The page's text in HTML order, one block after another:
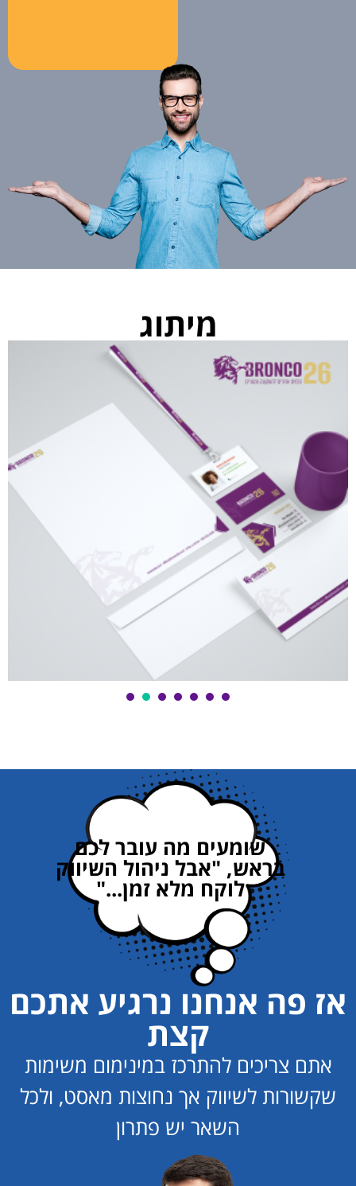
מיתוג
שומעים מה עובר לכם
בראש, "אבל ניהול השיווק
לוקח מלא זמן..."
פה אנחנו נרגיע אתכם
קצת
אתם צריכים להתרכז במינימום משימות
שקשורות לשיווק אך נחוצות מאסט, ולכל
השאר יש פתרון